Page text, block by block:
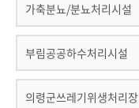
가축분뇨/분뇨처리시설
부림공공하수처리시설
의령군쓰레기위생처리장